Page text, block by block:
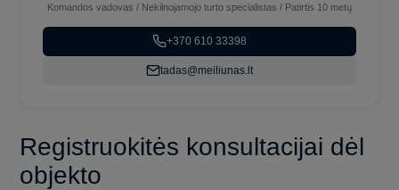
Komandos vadovas / Nekilnojamojo turto specialistas / Patirtis 10 metų
+370 610 33398
tadas@meiliunas.lt
Registruokitės konsultacijai dėl
objekto